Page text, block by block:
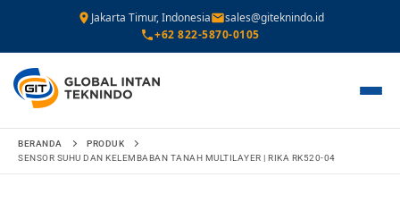
Jakarta Timur, Indonesia
sales@giteknindo.id
+62 822-5870-0105
Lompat
BERANDA
PRODUK
SENSOR SUHU DAN KELEMBABAN TANAH MULTILAYER | RIKA RK520-04